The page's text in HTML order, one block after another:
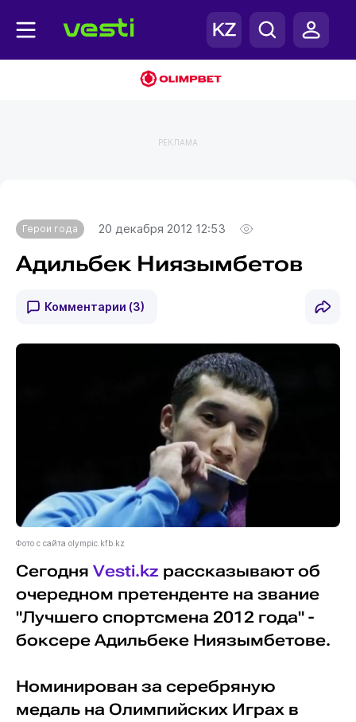
РЕКЛАМА
Герои года 20 декабря 2012 12:53
Адильбек Ниязымбетов
Комментарии (3)
Фото с сайта olympic.kfb.kz
Сегодня Vesti.kz рассказывают об
очередном претенденте на звание
"Лучшего спортсмена 2012 года" -
боксере Адильбеке Ниязымбетове.
Номинирован за серебряную
медаль на Олимпийских Играх в